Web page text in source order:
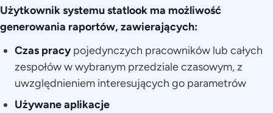
Użytkownik systemu statlook ma możliwość
generowania raportów, zawierających:
Czas pracy pojedynczych pracowników lub całych
zespołów w wybranym przedziale czasowym, z
uwzględnieniem interesujących go parametrów
Używane aplikacje